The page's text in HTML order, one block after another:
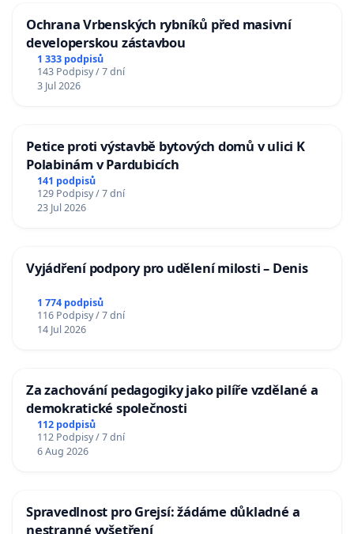
Ochrana Vrbenských rybníků před masivní
developerskou zástavbou
1 333 podpisů
143 Podpisy / 7 dní
3 Jul 2026
Petice proti výstavbě bytových domů v ulici K
Polabinám v Pardubicích
141 podpisů
129 Podpisy / 7 dní
23 Jul 2026
Vyjádření podpory pro udělení milosti – Denis
1 774 podpisů
116 Podpisy / 7 dní
14 Jul 2026
Za zachování pedagogiky jako pilíře vzdělané a
demokratické společnosti
112 podpisů
112 Podpisy / 7 dní
6 Aug 2026
Spravedlnost pro Grejsí: žádáme důkladné a
nestranné vyšetření